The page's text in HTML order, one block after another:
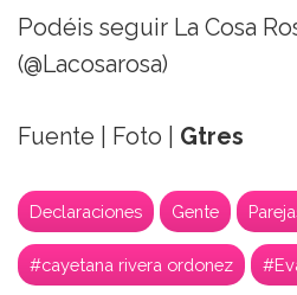
Podéis seguir La Cosa
(@Lacosarosa)
Fuente | Foto | Gtres
Declaraciones Gente
#cayetana rivera ordonez